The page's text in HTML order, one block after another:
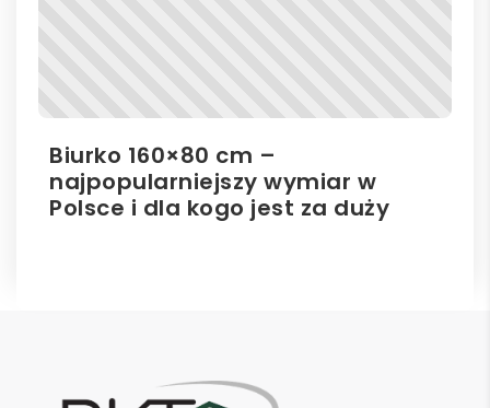
Biurko 160×80 cm –
najpopularniejszy wymiar w
Polsce i dla kogo jest za duży